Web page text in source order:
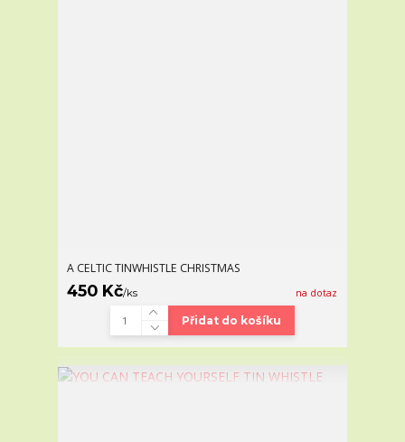
A CELTIC TINWHISTLE CHRISTMAS
450 Kč/ks na dotaz
Přidat do košíku